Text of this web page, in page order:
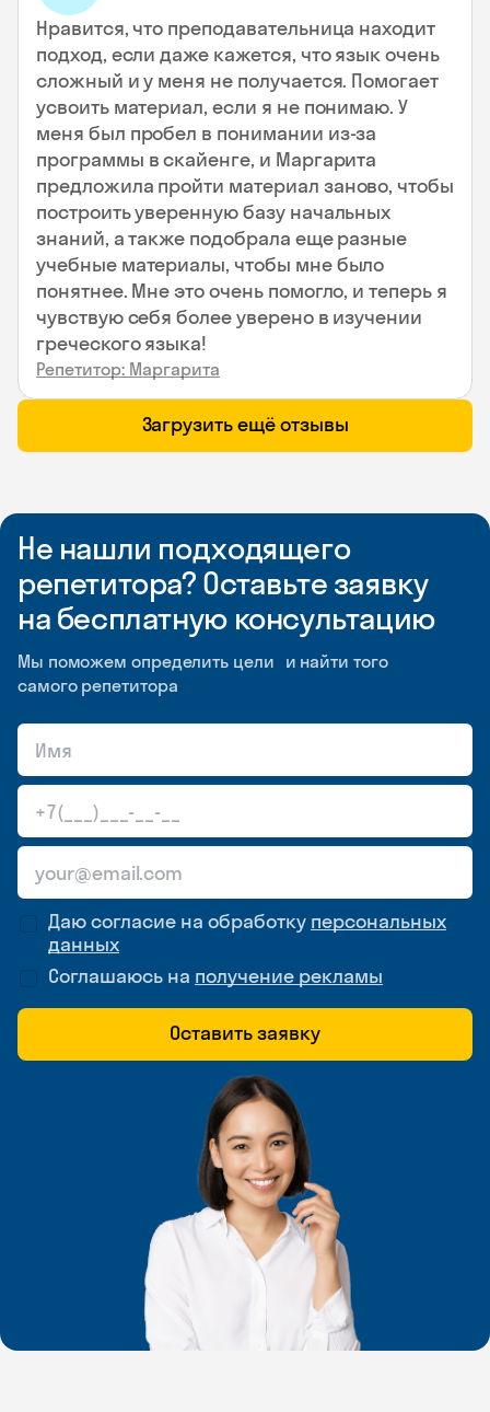
Нравится, что преподавательница находит
подход, если даже кажется, что язык очень
сложный и у меня не получается. Помогает
усвоить материал, если я не понимаю. У
меня был пробел в понимании из-за
программы в скайенге, и Маргарита
предложила пройти материал заново, чтобы
построить уверенную базу начальных
знаний, а также подобрала еще разные
учебные материалы, чтобы мне было
понятнее. Мне это очень помогло, и теперь я
чувствую себя более уверено в изучении
греческого языка!
Репетитор: Маргарита
Загрузить ещё отзывы
Не нашли подходящего
репетитора? Оставьте заявку
на бесплатную консультацию
Мы поможем определить цели и найти того
самого репетитора
Даю согласие на обработку персональных
данных
Соглашаюсь на получение рекламы
Оставить заявку